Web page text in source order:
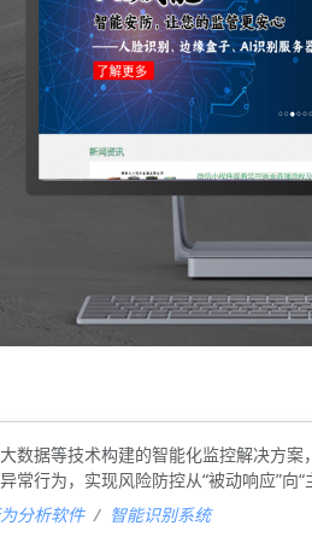
数据等技术构建的智能化监控解决方案
行为，实现风险防控从“被动响应”向“
分析软件 智能识别系统